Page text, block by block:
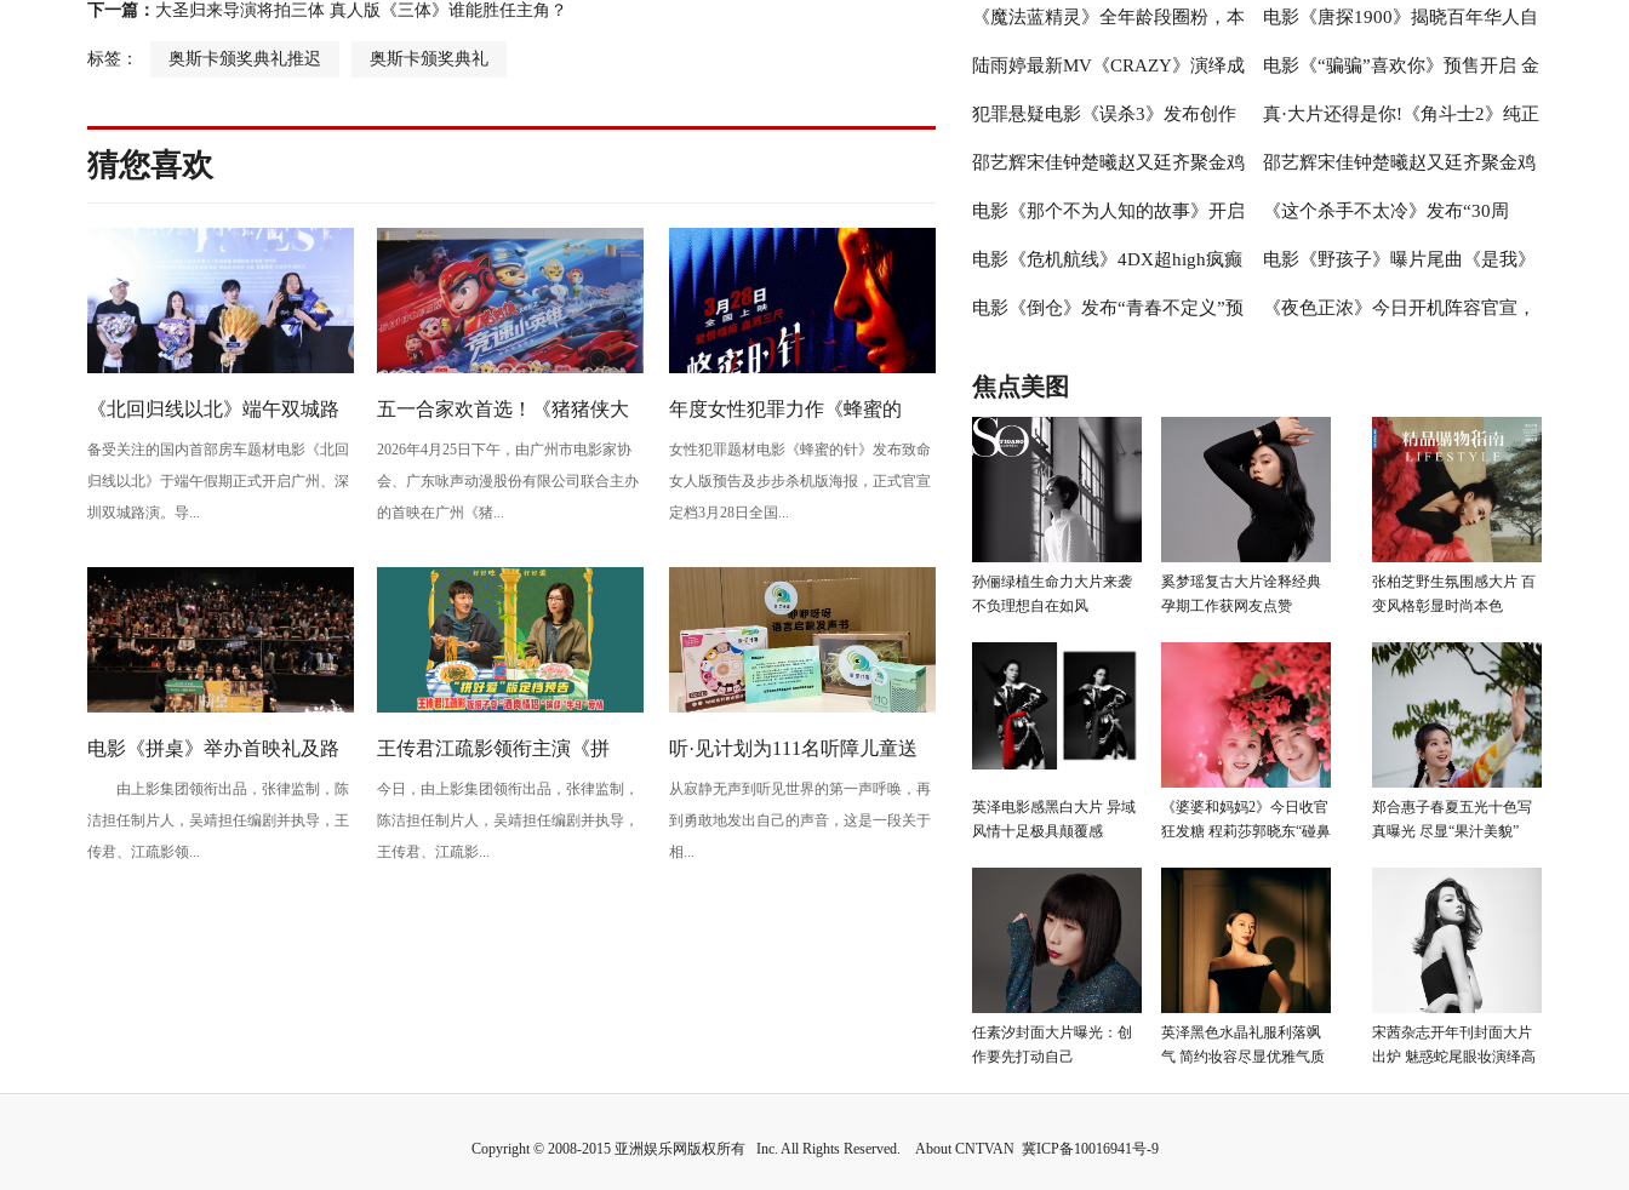
下一篇： 大圣归来导演将拍三体 真人版《三体》谁能胜任主角？
标签： 奥斯卡颁奖典礼推迟 奥斯卡颁奖典礼
猜您喜欢
《北回归线以北》端午双城路
演，定档6月26日奔赴山海
备受关注的国内首部房车题材电影《北回
归线以北》于端午假期正式开启广州、深
圳双城路演。导...
五一合家欢首选！《猪猪侠大
电影之竞速小英雄》广州首映
欢乐狂飙
2026年4月25日下午，由广州市电影家协
会、广东咏声动漫股份有限公司联合主办
的首映在广州《猪...
年度女性犯罪力作《蜂蜜的
针》定档3月28日 绝版影后阵容
癫
女性犯罪题材电影《蜂蜜的针》发布致命
女人版预告及步步杀机版海报，正式官宣
定档3月28日全国...
电影《拼桌》举办首映礼及路
演 白色情人节相约搭子稳稳幸
福
由上影集团领衔出品，张律监制，陈
洁担任制片人，吴靖担任编剧并执导，王
传君、江疏影领...
王传君江疏影领衔主演《拼
桌》定档3月14日
今日，由上影集团领衔出品，张律监制，
陈洁担任制片人，吴靖担任编剧并执导，
王传君、江疏影...
听·见计划为111名听障儿童送
上新年声音礼包：让每一次表
达都有回响
从寂静无声到听见世界的第一声呼唤，再
到勇敢地发出自己的声音，这是一段关于
相...
迹」明星篮球嘉年华圆满落幕 题后告片 正义反杀爽燃加倍更具现
实思考
《魔法蓝精灵》全年龄段圈粉，本
周五萌趣上映
电影《唐探1900》揭晓百年华人自
强不息的民族情怀
陆雨婷最新MV《CRAZY》演绎成
长痛 风格永不受限
电影《“骗骗”喜欢你》预售开启 金
晨孙阳银幕二搭智斗渣男有爱有笑
欢乐加倍
犯罪悬疑电影《误杀3》发布创作
特辑 全新故事想观众所想有温度有
深度
真·大片还得是你!《角斗士2》纯正
动作史诗style席卷大银幕
邵艺辉宋佳钟楚曦赵又廷齐聚金鸡
拆盒“好东西” 现身厦门首映欢乐交
流观影感受
邵艺辉宋佳钟楚曦赵又廷齐聚金鸡
拆盒“好东西” 现身厦门首映欢乐交
流观影感受
电影《那个不为人知的故事》开启
预售 “不要等我了”版预告“我来找
你了”版海报双发
《这个杀手不太冷》发布“30周
年”纪念版预告中国版海报 初冬温
暖重逢
电影《危机航线》4DX超high疯癫
场官宣 系好安全带跟刘德华超沉浸
电影《野孩子》曝片尾曲《是我》
MV 白举纲唱出蓬勃生命力
电影《倒仓》发布“青春不定义”预 《夜色正浓》今日开机阵容官宣，
焦点美图
孙俪绿植生命力大片来袭
不负理想自在如风
奚梦瑶复古大片诠释经典
孕期工作获网友点赞
张柏芝野生氛围感大片 百
变风格彰显时尚本色
英泽电影感黑白大片 异域
风情十足极具颠覆感
《婆婆和妈妈2》今日收官
狂发糖 程莉莎郭晓东“碰鼻
郑合惠子春夏五光十色写
真曝光 尽显“果汁美貌”
任素汐封面大片曝光：创
作要先打动自己
英泽黑色水晶礼服利落飒
气 简约妆容尽显优雅气质
宋茜杂志开年刊封面大片
出炉 魅惑蛇尾眼妆演绎高
Copyright © 2008-2015 亚洲娱乐网版权所有 Inc. All Rights Reserved. About CNTVAN 冀ICP备10016941号-9